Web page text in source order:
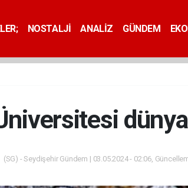
NOSTALJİ ANALİZ GÜNDEM
(SG) - Seydişehir Gündem | 03.05.2024 - 02:06,